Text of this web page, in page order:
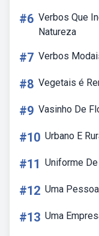
#6 Verbos Que
Natureza
#7 Verbos
#8 Vegetais é
#9 Vasinho De
#10 Urbano E
#11 Uniforme
#12 Uma
#13 Uma